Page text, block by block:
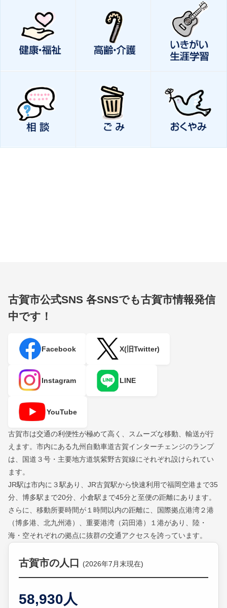
古賀市公式SNS 各SNSでも古賀市情報発信
中です！
Facebook X(旧Twitter)
Instagram LINE
YouTube
古賀市は交通の利便性が極めて高く、スムーズな移動、輸送が行
えます。市内にある九州自動車道古賀インターチェンジのランプ
は、国道３号・主要地方道筑紫野古賀線にそれぞれ設けられてい
ます。
JR駅は市内に３駅あり、JR古賀駅から快速利用で福岡空港まで35
分、博多駅まで20分、小倉駅まで45分と至便の距離にあります。
さらに、移動所要時間が１時間以内の距離に、国際拠点港湾２港
（博多港、北九州港）、重要港湾（苅田港）１港があり、陸・
海・空それぞれの拠点に抜群の交通アクセスを誇っています。
古賀市の人口 (2026年7月末現在)
58,930人